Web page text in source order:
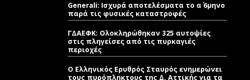
Generali: Ισχυρά αποτελέσματα το α΄ 6μηνο
παρά τις φυσικές καταστροφές
ΓΔΑΕΦΚ: Ολοκληρώθηκαν 325 αυτοψίες
στις πληγείσες από τις πυρκαγιές
περιοχές
Ο Ελληνικός Ερυθρός Σταυρός ενημερώνει
τους πυρόπληκτους της Δ. Αττικής για τα